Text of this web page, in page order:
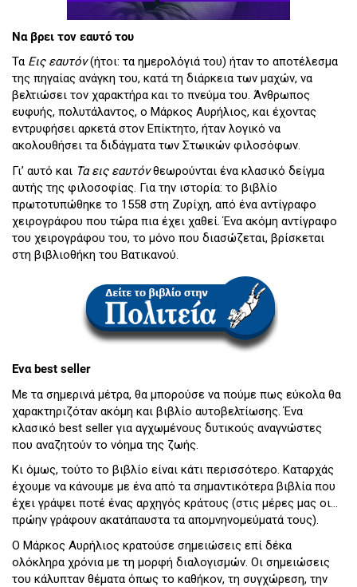
Να βρει τον εαυτό του
Τα Εις εαυτόν(ήτοι: τα ημερολόγιά του) ήταν το αποτέλεσμα
της πηγαίας ανάγκη του, κατά τη διάρκεια των μαχών, να
βελτιώσει τον χαρακτήρα και το πνεύμα του. Άνθρωπος
ευφυής, πολυτάλαντος, ο Μάρκος Αυρήλιος, και έχοντας
εντρυφήσει αρκετά στον Επίκτητο, ήταν λογικό να
ακολουθήσει τα διδάγματα των Στωικών φιλοσόφων.
Γι’ αυτό και Τα εις εαυτόνθεωρούνται ένα κλασικό δείγμα
αυτής της φιλοσοφίας. Για την ιστορία: το βιβλίο
πρωτοτυπώθηκε το 1558 στη Ζυρίχη, από ένα αντίγραφο
χειρογράφου που τώρα πια έχει χαθεί. Ένα ακόμη αντίγραφο
του χειρογράφου του, το μόνο που διασώζεται, βρίσκεται
στη βιβλιοθήκη του Βατικανού.
Ενα best seller
Με τα σημερινά μέτρα, θα μπορούσε να πούμε πως εύκολα θα
χαρακτηριζόταν ακόμη και βιβλίο αυτοβελτίωσης. Ένα
κλασικό best seller για αγχωμένους δυτικούς αναγνώστες
που αναζητούν το νόημα της ζωής.
Κι όμως, τούτο το βιβλίο είναι κάτι περισσότερο. Καταρχάς
έχουμε να κάνουμε με ένα από τα σημαντικότερα βιβλία που
έχει γράψει ποτέ ένας αρχηγός κράτους (στις μέρες μας οι...
πρώην γράφουν ακατάπαυστα τα απομνηνομεύματά τους).
Ο Μάρκος Αυρήλιος κρατούσε σημειώσεις επί δέκα
ολόκληρα χρόνια με τη μορφή διαλογισμών. Οι σημειώσεις
του κάλυπταν θέματα όπως το καθήκον, τη συγχώρεση, την